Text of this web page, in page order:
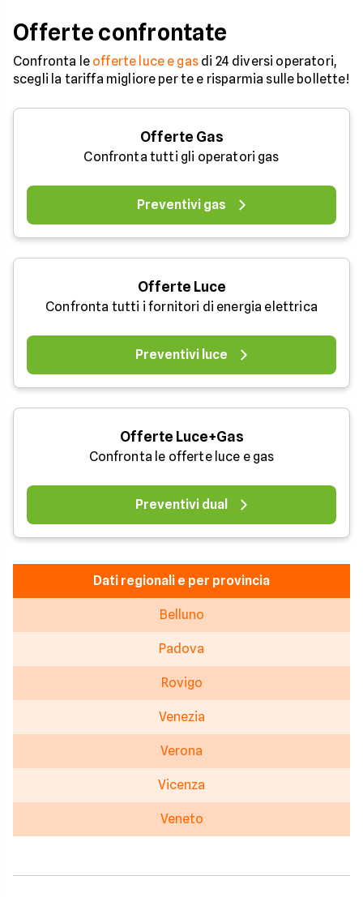
Offerte confrontate
Confronta le offerte luce e gasdi 24 diversi operatori,
scegli la tariffa migliore per te e risparmia sulle bollette!
Offerte Gas
Confronta tutti gli operatori gas
Preventivi gas
Offerte Luce
Confronta tutti i fornitori di energia elettrica
Preventivi luce
Offerte Luce+Gas
Confronta le offerte luce e gas
Preventivi dual
Dati regionali e per provincia
Belluno
Padova
Rovigo
Venezia
Verona
Vicenza
Veneto